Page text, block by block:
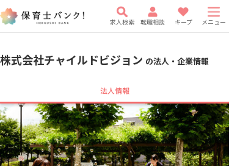
求人検索 転職相談 キープ メニュー
株式会社チャイルドビジョン の法人・企業情報
法人情報